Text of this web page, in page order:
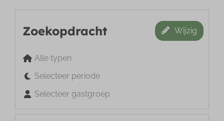
Zoekopdracht Wijzig
Alle typen
Selecteer periode
Selecteer gastgroep